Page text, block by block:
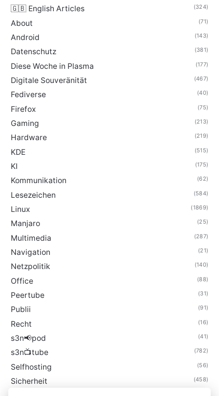
🇬🇧 English Articles (324)
About (71)
Android (143)
Datenschutz (381)
Diese Woche in Plasma (177)
Digitale Souveränität (467)
Fediverse (40)
Firefox (75)
Gaming (213)
Hardware (219)
KDE (515)
KI (175)
Kommunikation (62)
Lesezeichen (584)
Linux (1869)
Manjaro (25)
Multimedia (287)
Navigation (21)
Netzpolitik (140)
Office (88)
Peertube (31)
Publii (91)
Recht (16)
s3n📢pod (41)
s3n📺tube (782)
Selfhosting (56)
Sicherheit (458)